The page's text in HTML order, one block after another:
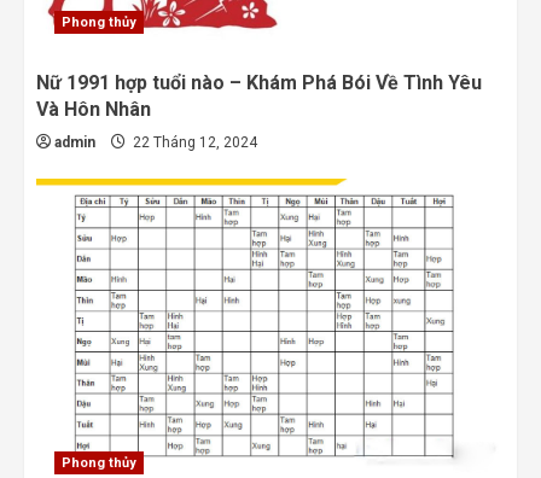
Phong thủy
Nữ 1991 hợp tuổi nào – Khám Phá Bói Về Tình Yêu
Và Hôn Nhân
admin 22 Tháng 12, 2024
Phong thủy